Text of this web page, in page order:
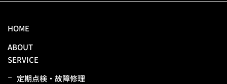
HOME
ABOUT
SERVICE
定期点検・故障修理